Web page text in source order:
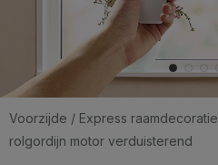
Voorzijde / Express raamdecoratie
rolgordijn motor verduisterend